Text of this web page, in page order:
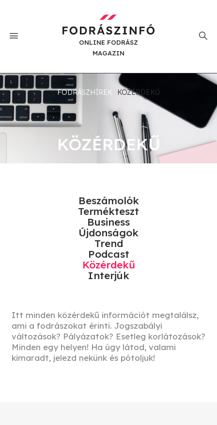
ONLINE FODRÁSZ
MAGAZIN
FODRÁSZHÍREK KÖZÉRDEKŰ
KÖZÉRDEKŰ
Beszámolók
Termékteszt
Business
Újdonságok
Trend
Podcast
Közérdekű
Interjúk
Itt minden közérdekű információt megtalálsz,
ami a fodrászokat érinti. Jogszabályi
változások? Pályázatok? Esetleg korlátozások?
Minden egy helyen! Ha úgy látod, valami
kimaradt, jelezd nekünk és pótoljuk!